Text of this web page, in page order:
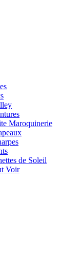
Maroquinerie
de Soleil
Voir